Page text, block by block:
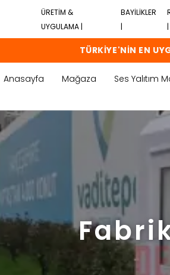
ÜRETİM &
UYGULAMA |
BAYİLİKLER
|
|
TÜRKİYE'NİN EN
Anasayfa Mağaza Ses Yalıtım